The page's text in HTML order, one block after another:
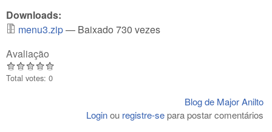
Downloads:
menu3.zip— Baixado 730 vezes
Avaliação
Total votes: 0
Blog de Major Anilto
Loginou registre-separa postar comentários